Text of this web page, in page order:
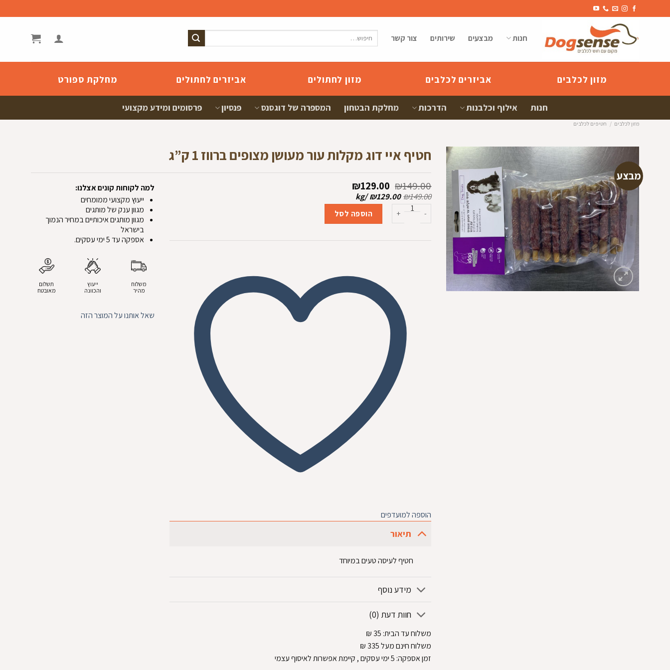
to
חנות מבצעים שירותים צור קשר
מזון לכלבים אביזרים לכלבים מזון לחתולים אביזרים לחתולים מחלקת ספורט
חנות אילוף וכלבנות הדרכות מחלקת הבטחון המספרה של דוגסנס פנסיון פרסומים ומידע מקצועי
מזון לכלבים / חטיפים לכלבים
מבצע
הוספה
למועדפים
חטיף איי דוג מקלות עור מעושן מצופים ברווז 1 ק”ג
₪149.00 המחיר
המקורי
היה:
₪149.00.
₪129.00 המחיר
הוא:
₪129.00.
₪149.00
₪129.00
/
kg
כמות של חטיף איי דוג מקלות עור מעושן מצופים ברווז 1 ק"ג
הוספה לסל
הוספה למועדפים
תיאור
חטיף לעיסה טעים במיוחד
מידע נוסף
חוות דעת (0)
משלוח עד הבית:
₪
משלוח חינם מעל 335
₪
זמן אספקה: 5 ימי עסקים , קיימת אפשרות לאיסוף עצמי
למה לקוחות קונים אצלנו:
ייעוץ מקצועי ממומחים
מגוון ענק של מותגים
מגוון מותגים איכותיים במחיר הנמוך
בישראל
אספקה עד 5 ימי עסקים.
משלוח
מהיר
ייעוץ
והכוונה
תשלום
מאובטח
שאל אותנו על המוצר הזה